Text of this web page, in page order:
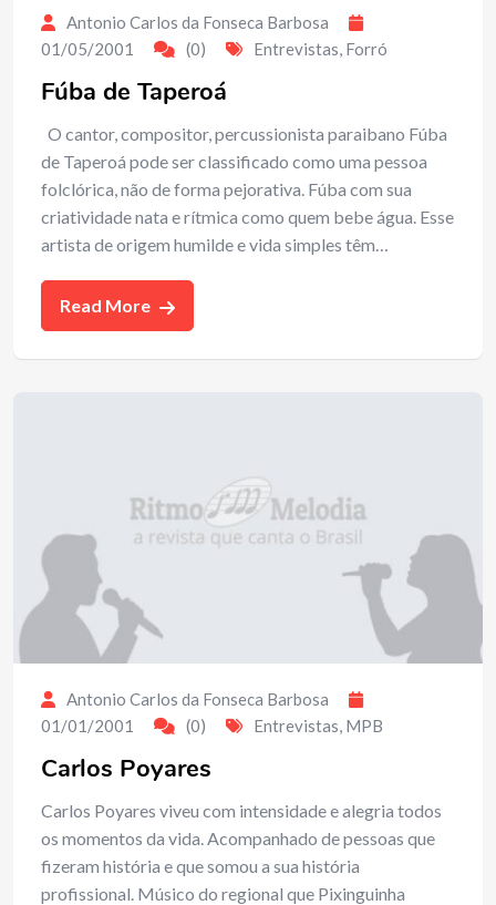
Antonio Carlos da Fonseca Barbosa
01/05/2001
(0) Entrevistas, Forró
Fúba de Taperoá
O cantor, compositor, percussionista paraibano Fúba
de Taperoá pode ser classificado como uma pessoa
folclórica, não de forma pejorativa. Fúba com sua
criatividade nata e rítmica como quem bebe água. Esse
artista de origem humilde e vida simples têm…
Read More
Antonio Carlos da Fonseca Barbosa
01/01/2001
(0) Entrevistas, MPB
Carlos Poyares
Carlos Poyares viveu com intensidade e alegria todos
os momentos da vida. Acompanhado de pessoas que
fizeram história e que somou a sua história
profissional. Músico do regional que Pixinguinha